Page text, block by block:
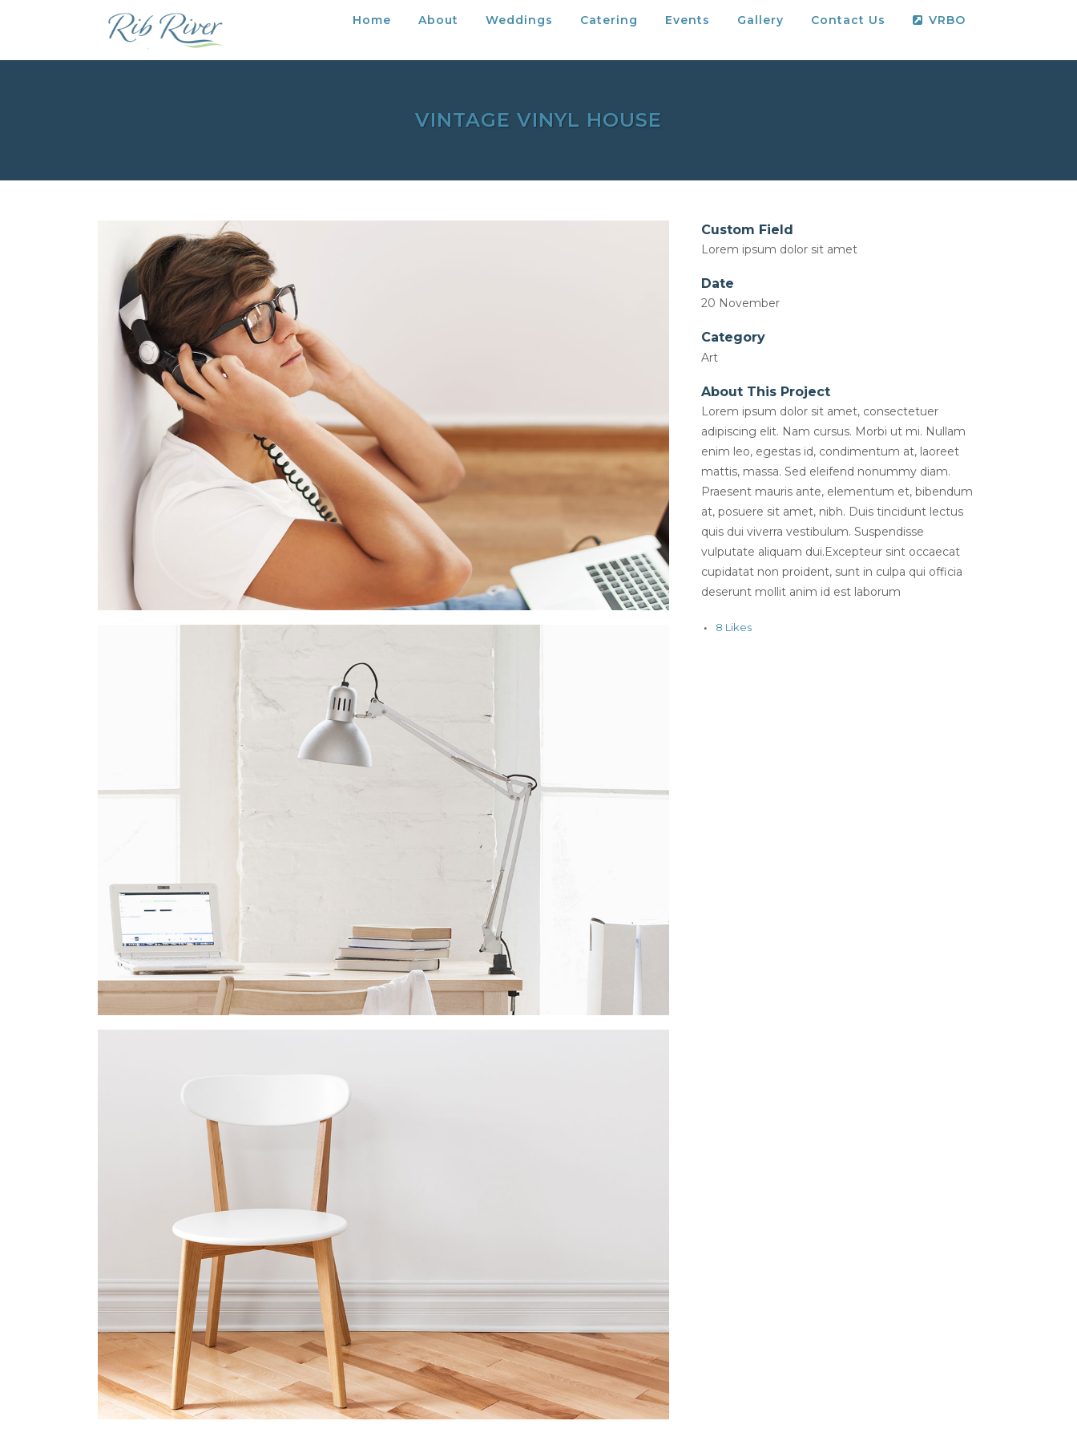
Home About Weddings Catering Events Gallery Contact Us VRBO
VINTAGE VINYL HOUSE
Custom Field
Lorem ipsum dolor sit amet
Date
20 November
Category
Art
About This Project
Lorem ipsum dolor sit amet, consectetuer
adipiscing elit. Nam cursus. Morbi ut mi. Nullam
enim leo, egestas id, condimentum at, laoreet
mattis, massa. Sed eleifend nonummy diam.
Praesent mauris ante, elementum et, bibendum
at, posuere sit amet, nibh. Duis tincidunt lectus
quis dui viverra vestibulum. Suspendisse
vulputate aliquam dui.Excepteur sint occaecat
cupidatat non proident, sunt in culpa qui officia
deserunt mollit anim id est laborum
8 Likes